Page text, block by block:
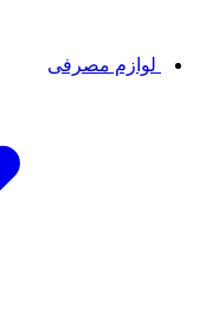
لوازم مصرفی